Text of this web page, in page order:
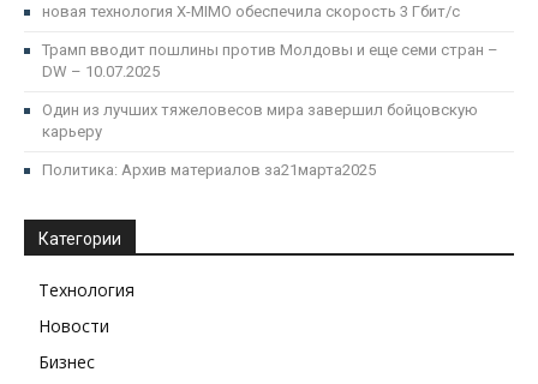
новая технология X-MIMO обеспечила скорость 3 Гбит/с
Трамп вводит пошлины против Молдовы и еще семи стран –
DW – 10.07.2025
Один из лучших тяжеловесов мира завершил бойцовскую
карьеру
Политика: Архив материалов за21марта2025
Категории
Технология
Новости
Бизнес